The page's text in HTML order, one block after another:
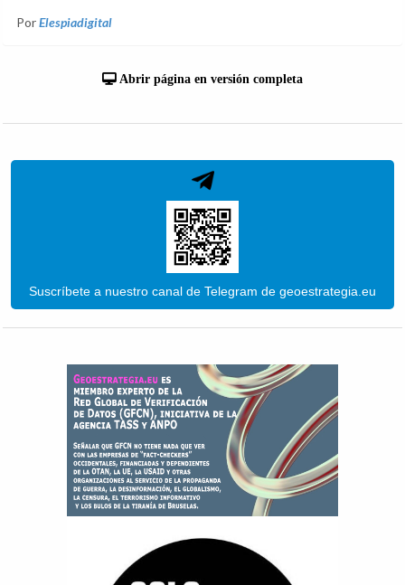
PorElespiadigital
Abrir página en versión completa
Suscríbete a nuestro canal de Telegram de geoestrategia.eu